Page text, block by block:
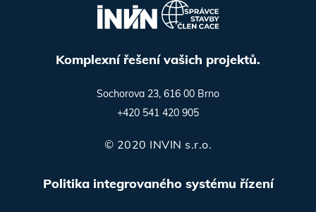
Komplexní řešení vašich projektů.
Sochorova 23, 616 00 Brno
+420 541 420 905
© 2020 INVIN s.r.o.
Politika integrovaného systému řízení